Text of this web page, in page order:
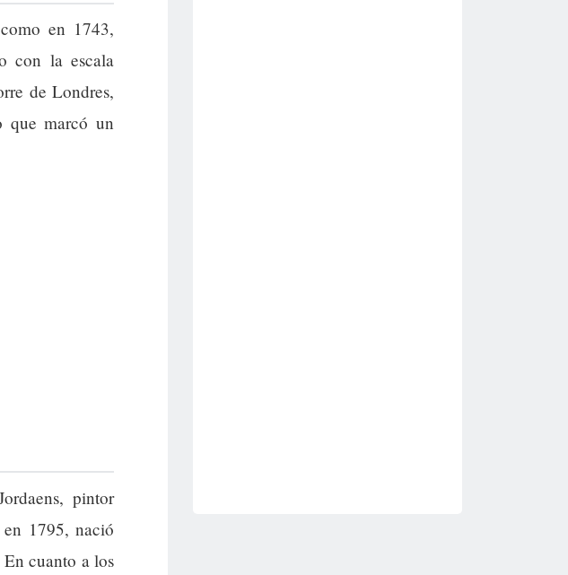
en 1743,
con la escala
de Londres,
que marcó un
pintor
1795, nació
cuanto a los